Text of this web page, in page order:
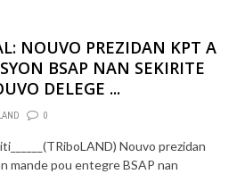
NOUVO PREZIDAN KPT A
BSAP NAN SEKIRITE
DELEGE ...
0
Nouvo prezidan
mande pou entegre BSAP nan